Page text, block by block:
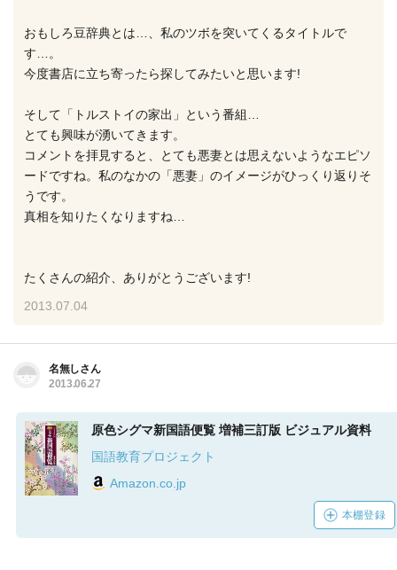
おもしろ豆辞典とは…、私のツボを突いてくるタイトルで
す…。
今度書店に立ち寄ったら探してみたいと思います!
そして「トルストイの家出」という番組…
とても興味が湧いてきます。
コメントを拝見すると、とても悪妻とは思えないようなエピソ
ードですね。私のなかの「悪妻」のイメージがひっくり返りそ
うです。
真相を知りたくなりますね…
たくさんの紹介、ありがとうございます!
2013.07.04
名無しさん
2013.06.27
原色シグマ新国語便覧 増補三訂版 ビジュアル資料
国語教育プロジェクト
Amazon.co.jp
本棚登録